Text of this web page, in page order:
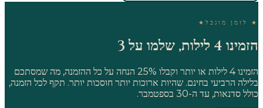
★ לזמן מוגבל ★
הזמינו 4 לילות, שלמו על 3
הזמינו 4 לילות או יותר וקבלו 25% הנחה על כל ההזמנה, מה שמסתכם
בלילה הרביעי בחינם. שהיות ארוכות יותר חוסכות יותר. תקף לכל הזמנה,
כולל סדנאות, עד ה-30 בספטמבר.